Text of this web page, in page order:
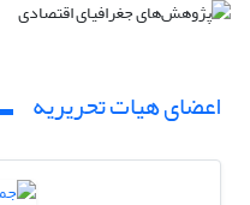
اعضای هیات تحریریه